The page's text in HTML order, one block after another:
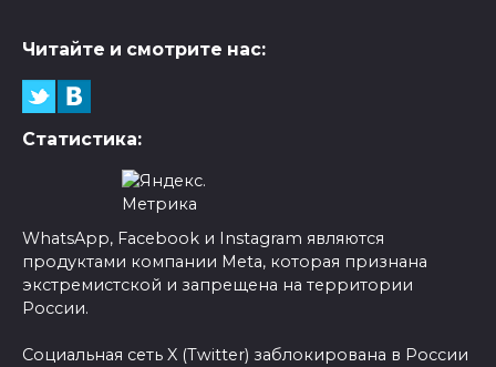
Читайте и смотрите нас:
Статистика:
WhatsApp, Facebook и Instagram являются
продуктами компании Meta, которая признана
экстремистской и запрещена на территории
России.
Социальная сеть X (Twitter) заблокирована в России